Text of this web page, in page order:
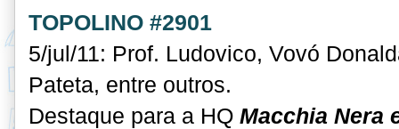
TOPOLINO #2901
5/jul/11: Prof. Ludovico, Vovó
Pateta, entre outros.
Destaque para a HQ Macchia Nera